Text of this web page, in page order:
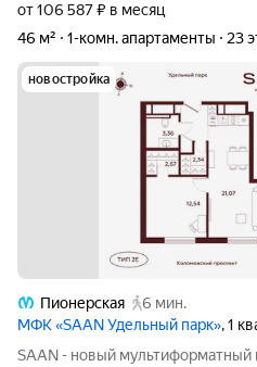
от 106 587 ₽ в месяц
46 м²
1-комн. апартаменты 23
новостройка
Пионерская
6 мин.
МФК «SAAN Удельный парк», 1
SAAN - новый мультиформатный